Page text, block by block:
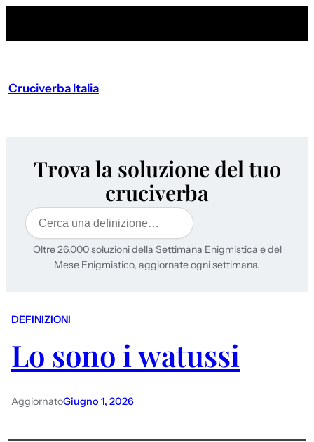
Cruciverba Italia
Trova la soluzione del tuo
cruciverba
Cerca
Oltre 26.000 soluzioni della Settimana Enigmistica e del
Mese Enigmistico, aggiornate ogni settimana.
DEFINIZIONI
Lo sono i watussi
AggiornatoGiugno 1, 2026